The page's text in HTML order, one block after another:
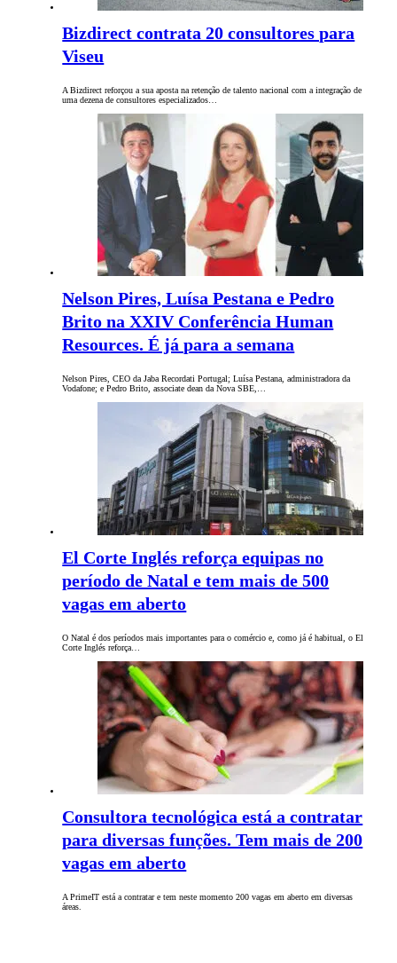
Bizdirect contrata 20 consultores para
Viseu
A Bizdirect reforçou a sua aposta na retenção de talento nacional com a integração de
uma dezena de consultores especializados…
Nelson Pires, Luísa Pestana e Pedro
Brito na XXIV Conferência Human
Resources. É já para a semana
Nelson Pires, CEO da Jaba Recordati Portugal; Luísa Pestana, administradora da
Vodafone; e Pedro Brito, associate dean da Nova SBE,…
El Corte Inglés reforça equipas no
período de Natal e tem mais de 500
vagas em aberto
O Natal é dos períodos mais importantes para o comércio e, como já é habitual, o El
Corte Inglés reforça…
Consultora tecnológica está a contratar
para diversas funções. Tem mais de 200
vagas em aberto
A PrimeIT está a contratar e tem neste momento 200 vagas em aberto em diversas
áreas.